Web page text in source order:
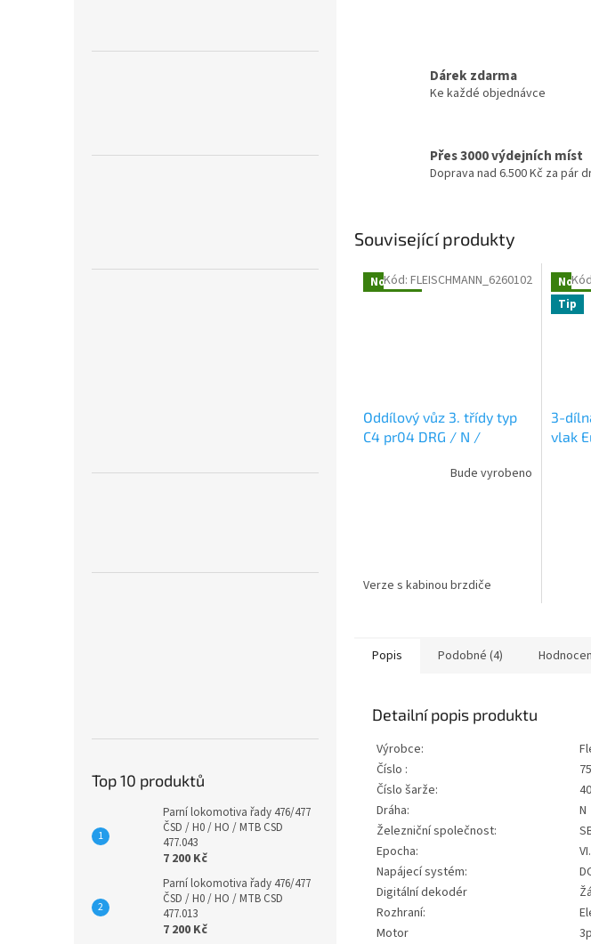
Top 10 produktů
Parní lokomotiva řady 476/477
ČSD / H0 / HO / MTB CSD
477.043
7 200 Kč
Parní lokomotiva řady 476/477
ČSD / H0 / HO / MTB CSD
477.013
7 200 Kč
Dárek zdarma
Ke každé objednávce
Přes 3000 výdejních míst
Doprava nad 6.500 Kč za pár
Související produkty
Novinka
Oddílový vůz 3. třídy typ
C4 pr04 DRG / N /
Bude vyrobeno
Verze s kabinou brzdiče
Kód: FLEISCHMANN_6260102
Tip
3-
vlak
Popis Podobné (4)
Detailní popis produktu
Výrobce:
Číslo :
Číslo šarže:
Dráha:
N
Železniční společnost:
Epocha:
VI.
Napájecí systém:
Digitální dekodér
Rozhraní:
Motor